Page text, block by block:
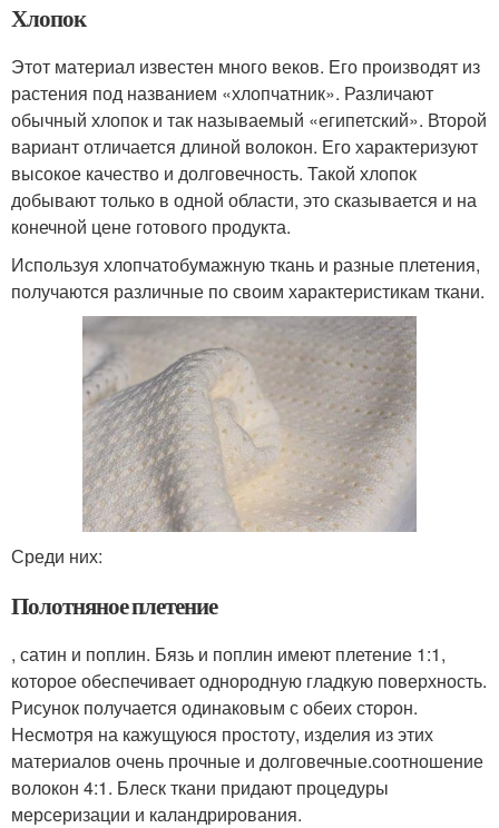
Хлопок
Этот материал известен много веков. Его производят из
растения под названием «хлопчатник». Различают
обычный хлопок и так называемый «египетский». Второй
вариант отличается длиной волокон. Его характеризуют
высокое качество и долговечность. Такой хлопок
добывают только в одной области, это сказывается и на
конечной цене готового продукта.
Используя хлопчатобумажную ткань и разные плетения,
получаются различные по своим характеристикам ткани.
Среди них:
Полотняное плетение
, сатин и поплин. Бязь и поплин имеют плетение 1:1,
которое обеспечивает однородную гладкую поверхность.
Рисунок получается одинаковым с обеих сторон.
Несмотря на кажущуюся простоту, изделия из этих
материалов очень прочные и долговечные.соотношение
волокон 4:1. Блеск ткани придают процедуры
мерсеризации и каландрирования.